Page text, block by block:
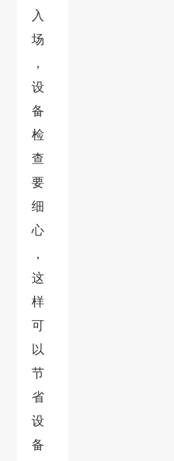
入
场
，
设
备
检
查
要
细
心
，
这
样
可
以
节
省
设
备